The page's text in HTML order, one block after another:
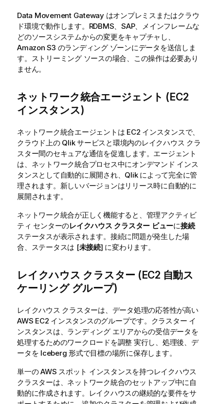
Data Movement Gateway はオンプレミスまたはクラウ
ド環境で動作します。RDBMS、SAP、メインフレームな
どのソースシステムからの変更をキャプチャし、
Amazon S3 のランディング ゾーンにデータを送信しま
す。ストリーミング ソースの場合、この操作は必要あり
ません。
ネットワーク統合エージェント (EC2
インスタンス)
ネットワーク統合エージェントは EC2 インスタンスで、
クラウド上の Qlikサービスと環境内のレイクハウス クラ
スター間のセキュアな通信を促進します。エージェント
は、ネットワーク統合プロセス中にオンデマンド インス
タンスとして自動的に展開され、 Qlikによって完全に管
理されます。新しいバージョンはリリース時に自動的に
展開されます。
ネットワーク統合が正しく機能すると、管理アクティビ
ティ センターのレイクハウス クラスター ビューに接続
ステータスが表示されます。接続に問題が発生した場
合、ステータスは [未接続] に変わります。
レイクハウス クラスター (EC2 自動ス
ケーリング グループ)
レイクハウス クラスターは、データ処理の応答性が高い
AWS EC2 インスタンスのグループです。クラスター イ
ンスタンスは、ランディング エリアからの受信データを
処理するためのワークロードを調整 実行し、処理後、デ
ータを Iceberg 形式で目標の場所に保存します。
単一の AWS スポット インスタンスを持つレイクハウス
クラスターは、ネットワーク統合のセットアップ中に自
動的に作成されます。レイクハウスの継続的な要件をサ